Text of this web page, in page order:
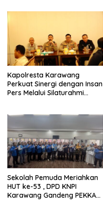
Kapolresta Karawang
Perkuat Sinergi dengan Insan
Pers Melalui Silaturahmi
Sekolah Pemuda Meriahkan
HUT ke-53 , DPD KNPI
Karawang Gandeng PEKKA